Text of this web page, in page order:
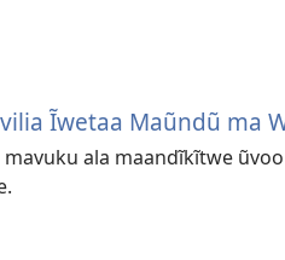
Ĩwetaa Maũndũ ma
mavuku ala maandĩkĩtwe